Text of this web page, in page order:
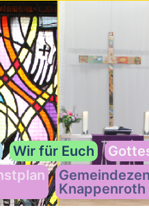
Wir für Euch
Knappenroth